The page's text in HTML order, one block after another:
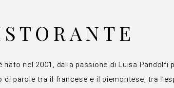
nato nel 2001, dalla passione di Luisa Pandolfi
di parole tra il francese e il piemontese, tra